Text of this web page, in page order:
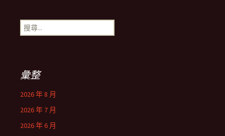
搜
尋
彙整
2026 年 8 月
2026 年 7 月
2026 年 6 月